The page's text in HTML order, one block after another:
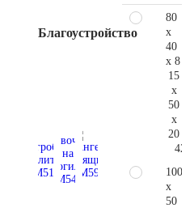
Благоустройство
80
x
40
x 8
15
x
50
x
20
100
x
50